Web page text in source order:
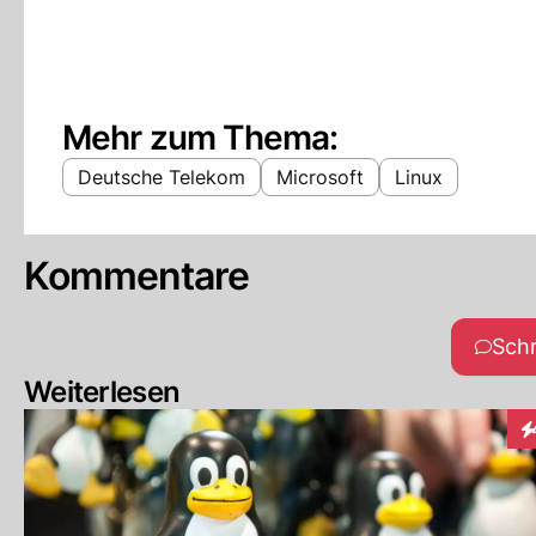
Mehr zum Thema:
Deutsche Telekom Microsoft Linux
Kommentare
Weiterlesen